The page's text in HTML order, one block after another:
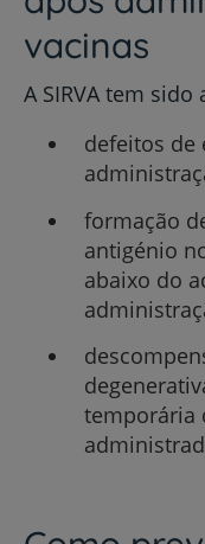
vacinas
A SIRVA tem
defeitos de
formação
antigénio
abaixo do
temporária